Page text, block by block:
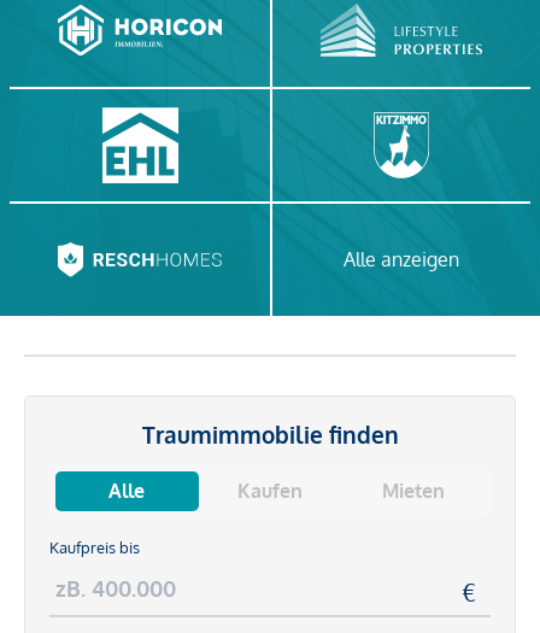
Alle anzeigen
Traumimmobilie finden
Alle Kaufen Mieten
Kaufpreis bis